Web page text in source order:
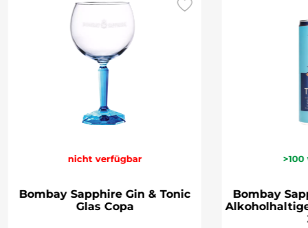
nicht verfügbar
Bombay Sapphire Gin & Tonic
Glas Copa
>100
Bombay